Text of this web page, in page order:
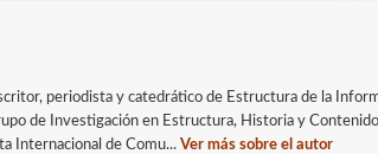
periodista y catedrático de Estructura de la
de Investigación en Estructura, Historia y
Internacional de Comu...Ver más sobre el autor